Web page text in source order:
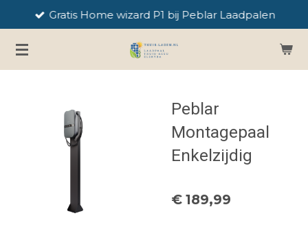
naar
de
Gratis Home wizard P1 bij Peblar Laadpalen
Peblar
Montagepaal
Enkelzijdig
€ 189,99